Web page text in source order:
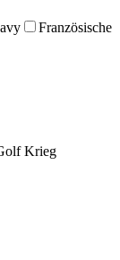
Französische
Krieg